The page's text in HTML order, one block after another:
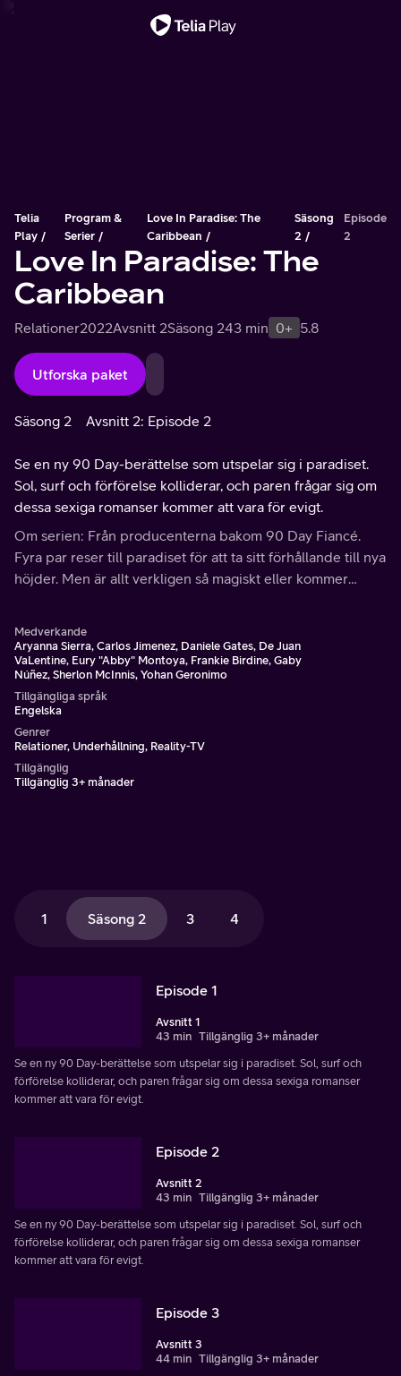
Telia
Play
Program &
Serier
Love In Paradise: The
Caribbean
Säsong
2
Episode
2
Love In Paradise: The
Caribbean
Relationer2022Avsnitt 2Säsong 243 min 0+ 5.8
Utforska paket
Säsong 2 Avsnitt 2: Episode 2
Se en ny 90 Day-berättelse som utspelar sig i paradiset.
Sol, surf och förförelse kolliderar, och paren frågar sig om
dessa sexiga romanser kommer att vara för evigt.
Om serien: Från producenterna bakom 90 Day Fiancé.
Fyra par reser till paradiset för att ta sitt förhållande till nya
höjder. Men är allt verkligen så magiskt eller kommer
Medverkande
Aryanna Sierra, Carlos Jimenez, Daniele Gates, De Juan
VaLentine, Eury "Abby" Montoya, Frankie Birdine, Gaby
Núñez, Sherlon McInnis, Yohan Geronimo
Tillgängliga språk
Engelska
Genrer
Relationer, Underhållning, Reality-TV
Tillgänglig
Tillgänglig 3+ månader
1 Säsong 2 3 4
Episode 1
Avsnitt 1
43 min Tillgänglig 3+ månader
Se en ny 90 Day-berättelse som utspelar sig i paradiset. Sol, surf och
förförelse kolliderar, och paren frågar sig om dessa sexiga romanser
kommer att vara för evigt.
Episode 2
Avsnitt 2
43 min Tillgänglig 3+ månader
Se en ny 90 Day-berättelse som utspelar sig i paradiset. Sol, surf och
förförelse kolliderar, och paren frågar sig om dessa sexiga romanser
kommer att vara för evigt.
Episode 3
Avsnitt 3
44 min Tillgänglig 3+ månader